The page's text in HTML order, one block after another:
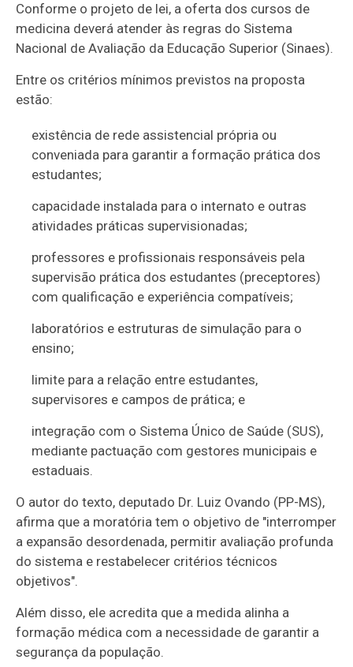
Conforme o projeto de lei, a oferta dos cursos de
medicina deverá atender às regras do Sistema
Nacional de Avaliação da Educação Superior (Sinaes).
Entre os critérios mínimos previstos na proposta
estão:
existência de rede assistencial própria ou
conveniada para garantir a formação prática dos
estudantes;
capacidade instalada para o internato e outras
atividades práticas supervisionadas;
professores e profissionais responsáveis pela
supervisão prática dos estudantes (preceptores)
com qualificação e experiência compatíveis;
laboratórios e estruturas de simulação para o
ensino;
limite para a relação entre estudantes,
supervisores e campos de prática; e
integração com o Sistema Único de Saúde (SUS),
mediante pactuação com gestores municipais e
estaduais.
O autor do texto, deputado Dr. Luiz Ovando (PP-MS),
afirma que a moratória tem o objetivo de "interromper
a expansão desordenada, permitir avaliação profunda
do sistema e restabelecer critérios técnicos
objetivos".
Além disso, ele acredita que a medida alinha a
formação médica com a necessidade de garantir a
segurança da população.